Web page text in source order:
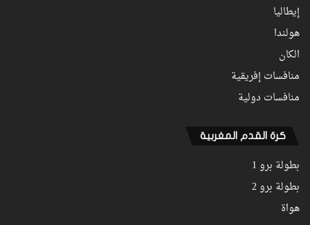
إيطاليا
هولندا
الكان
منافسات إفريقية
منافسات دولية
كرة القدم المغربية
بطولة برو 1
بطولة برو 2
هواة